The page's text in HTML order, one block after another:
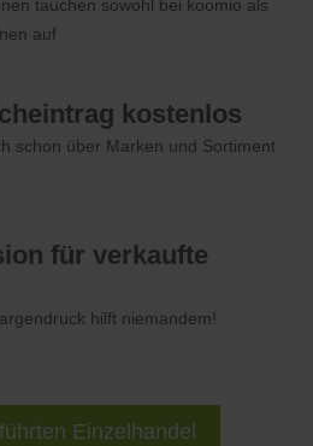
tauchen sowohl bei koomio als
auf
kostenlos
schon über Marken und Sortiment
für verkaufte
hilft niemandem!
Einzelhandel